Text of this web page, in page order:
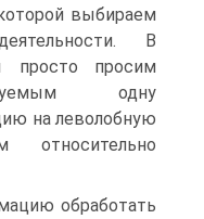
выбираем
В
просим
одну
на леволобную
обработать